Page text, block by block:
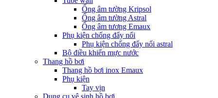
Ống âm tường Kripsol
Ống âm tường Astral
Ống âm tương Emaux
Phụ kiện chống đẩy nổi
Phụ kiện chống đẩy nổi astral
Bộ điều khiển mực nước
Thang hồ bơi
Thang hồ bơi inox Emaux
Phụ kiện
Tay vịn
Dụng cụ vệ sinh hồ bơi